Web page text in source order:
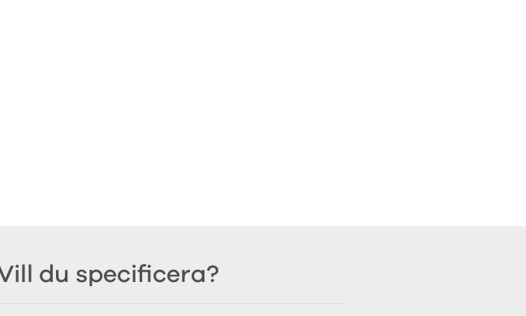
du specificera?